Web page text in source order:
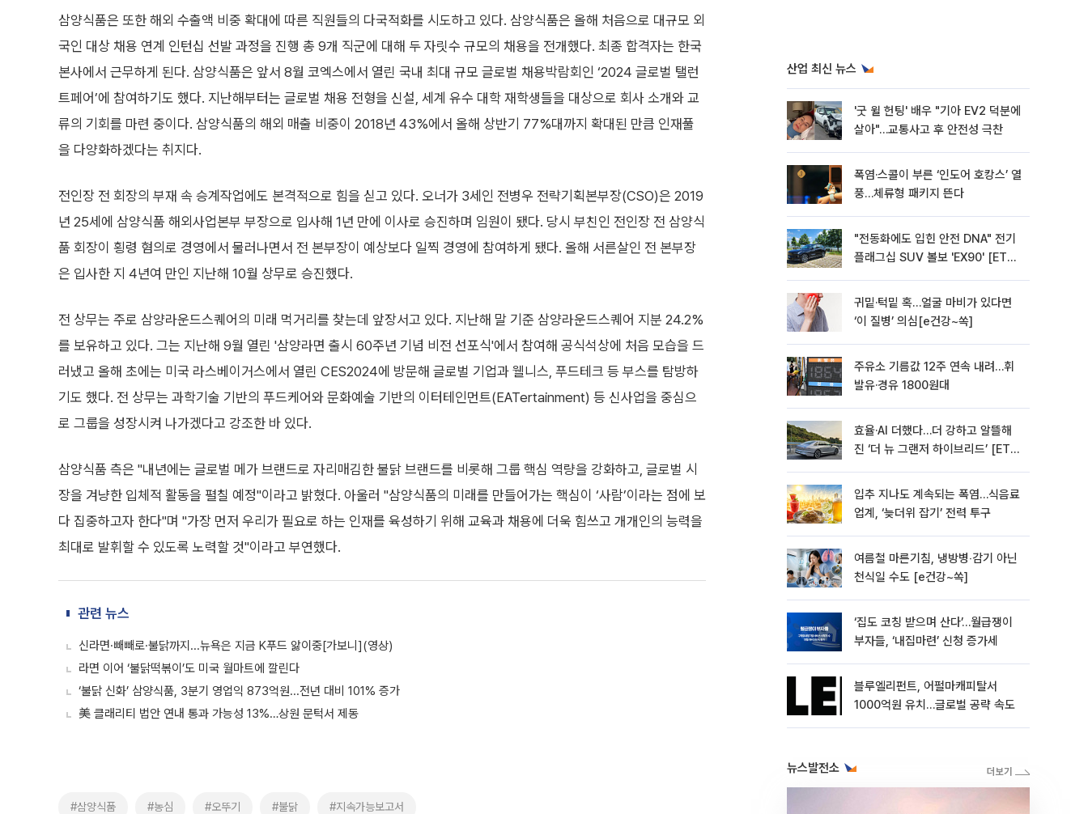
삼양식품은 또한 해외 수출액 비중 확대에 따른 직원들의 다국적화를 시도하고 있다. 삼양식품은 올해 처음으로 대규모 외
국인 대상 채용 연계 인턴십 선발 과정을 진행 총 9개 직군에 대해 두 자릿수 규모의 채용을 전개했다. 최종 합격자는 한국
본사에서 근무하게 된다. 삼양식품은 앞서 8월 코엑스에서 열린 국내 최대 규모 글로벌 채용박람회인 ‘2024 글로벌 탤런
트페어’에 참여하기도 했다. 지난해부터는 글로벌 채용 전형을 신설, 세계 유수 대학 재학생들을 대상으로 회사 소개와 교
류의 기회를 마련 중이다. 삼양식품의 해외 매출 비중이 2018년 43%에서 올해 상반기 77%대까지 확대된 만큼 인재풀
을 다양화하겠다는 취지다.
전인장 전 회장의 부재 속 승계작업에도 본격적으로 힘을 싣고 있다. 오너가 3세인 전병우 전략기획본부장(CSO)은 2019
년 25세에 삼양식품 해외사업본부 부장으로 입사해 1년 만에 이사로 승진하며 임원이 됐다. 당시 부친인 전인장 전 삼양식
품 회장이 횡령 혐의로 경영에서 물러나면서 전 본부장이 예상보다 일찍 경영에 참여하게 됐다. 올해 서른살인 전 본부장
은 입사한 지 4년여 만인 지난해 10월 상무로 승진했다.
전 상무는 주로 삼양라운드스퀘어의 미래 먹거리를 찾는데 앞장서고 있다. 지난해 말 기준 삼양라운드스퀘어 지분 24.2%
를 보유하고 있다. 그는 지난해 9월 열린 '삼양라면 출시 60주년 기념 비전 선포식'에서 참여해 공식석상에 처음 모습을 드
러냈고 올해 초에는 미국 라스베이거스에서 열린 CES2024에 방문해 글로벌 기업과 웰니스, 푸드테크 등 부스를 탐방하
기도 했다. 전 상무는 과학기술 기반의 푸드케어와 문화예술 기반의 이터테인먼트(EATertainment) 등 신사업을 중심으
로 그룹을 성장시켜 나가겠다고 강조한 바 있다.
삼양식품 측은 "내년에는 글로벌 메가 브랜드로 자리매김한 불닭 브랜드를 비롯해 그룹 핵심 역량을 강화하고, 글로벌 시
장을 겨냥한 입체적 활동을 펼칠 예정"이라고 밝혔다. 아울러 "삼양식품의 미래를 만들어가는 핵심이 ‘사람’이라는 점에 보
다 집중하고자 한다"며 "가장 먼저 우리가 필요로 하는 인재를 육성하기 위해 교육과 채용에 더욱 힘쓰고 개개인의 능력을
최대로 발휘할 수 있도록 노력할 것"이라고 부연했다.
관련 뉴스
신라면·빼빼로·불닭까지...뉴욕은 지금 K푸드 앓이중[가보니](영상)
라면 이어 ‘불닭떡볶이’도 미국 월마트에 깔린다
‘불닭 신화’ 삼양식품, 3분기 영업익 873억원...전년 대비 101% 증가
美 클래리티 법안 연내 통과 가능성 13%…상원 문턱서 제동
#삼양식품 #농심 #오뚜기 #불닭 #지속가능보고서
산업 최신 뉴스
'굿 윌 헌팅' 배우 "기아 EV2 덕분에
살아"…교통사고 후 안전성 극찬
폭염·스콜이 부른 ‘인도어 호캉스’ 열
풍…체류형 패키지 뜬다
"전동화에도 입힌 안전 DNA" 전기
플래그십 SUV 볼보 'EX90' [ET의
귀밑·턱밑 혹…얼굴 마비가 있다면
‘이 질병’ 의심[e건강~쏙]
주유소 기름값 12주 연속 내려…휘
발유·경유 1800원대
효율·AI 더했다…더 강하고 알뜰해
진 ‘더 뉴 그랜저 하이브리드’ [ET의
입추 지나도 계속되는 폭염…식음료
업계, ‘늦더위 잡기’ 전력 투구
여름철 마른기침, 냉방병‧감기 아닌
천식일 수도 [e건강~쏙]
‘집도 코칭 받으며 산다’…월급쟁이
부자들, ‘내집마련’ 신청 증가세
블루엘리펀트, 어펄마캐피탈서
1000억원 유치…글로벌 공략 속도
뉴스발전소